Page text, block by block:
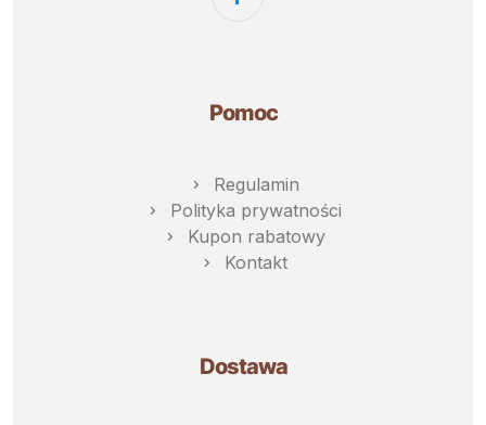
Pomoc
Regulamin
Polityka prywatności
Kupon rabatowy
Kontakt
Dostawa